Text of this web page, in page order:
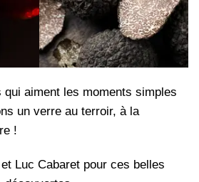
aiment les moments simples
un verre au terroir, à la
!
Luc Cabaret pour ces belles